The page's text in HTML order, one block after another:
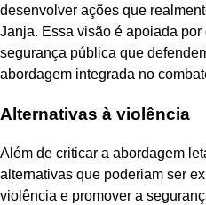
desenvolver ações que
Janja. Essa visão é apoiada
segurança pública que
abordagem integrada no
Alternativas à violência
Além de criticar a abordagem
alternativas que poderiam ser
violência e promover a